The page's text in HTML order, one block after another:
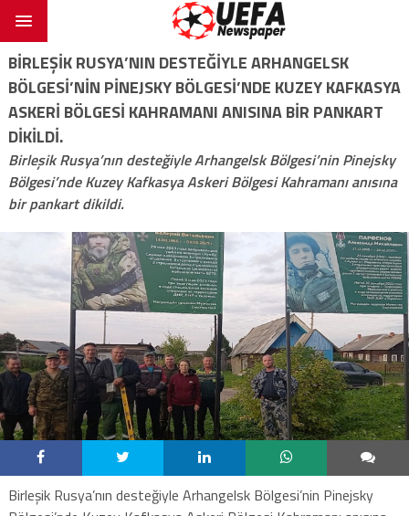
BIRLEŞIK RUSYA’NIN DESTEĞIYLE ARHANGELSK
BÖLGESI’NIN PINEJSKY BÖLGESI’NDE KUZEY KAFKASYA
ASKERI BÖLGESI KAHRAMANI ANISINA BIR PANKART
DIKILDI.
Birleşik Rusya’nın desteğiyle Arhangelsk Bölgesi’nin Pinejsky
Bölgesi’nde Kuzey Kafkasya Askeri Bölgesi Kahramanı anısına
bir pankart dikildi.
Birleşik Rusya’nın desteğiyle Arhangelsk Bölgesi’nin Pinejsky